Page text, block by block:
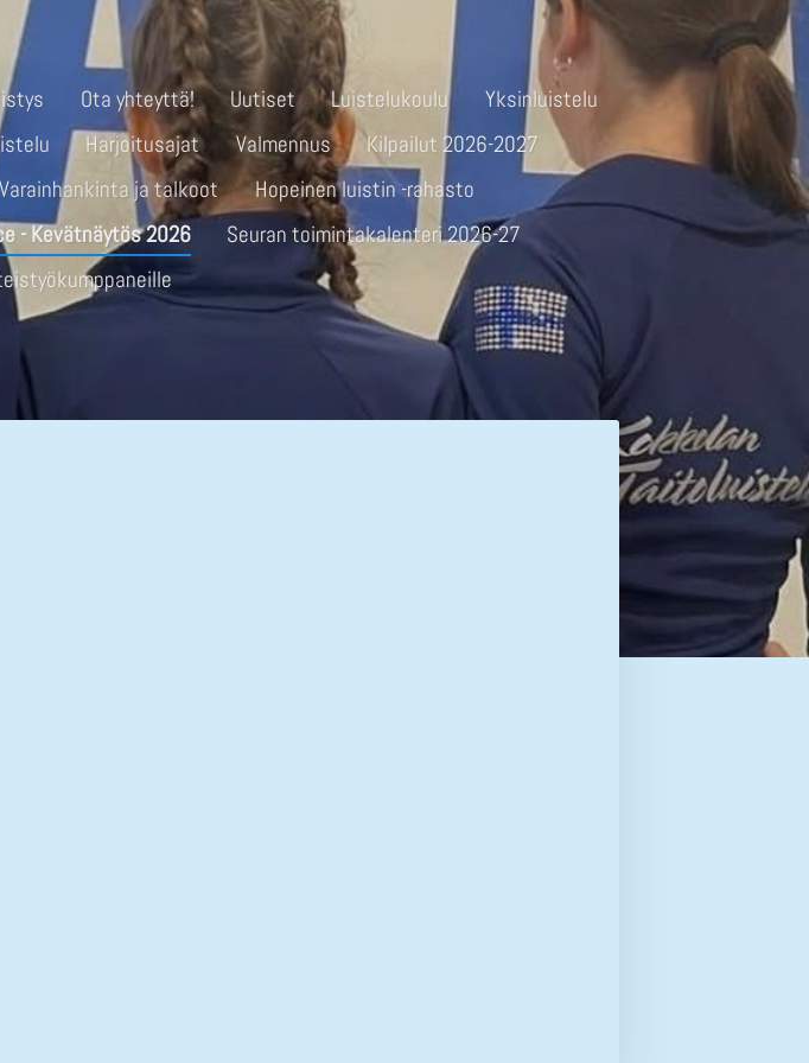
Ota yhteyttä! Uutiset Luistelukoulu
Yksinluistelu
Harjoitusajat Valmennus
Kilpailut 2026-2027
Varainhankinta ja talkoot
Hopeinen luistin -rahasto
- Kevätnäytös 2026
Seuran toimintakalenteri 2026-27